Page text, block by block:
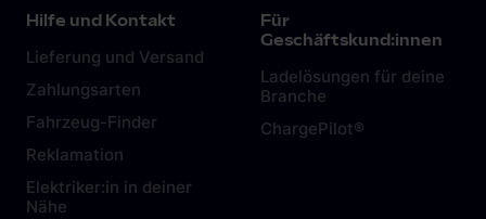
Hilfe und Kontakt
Lieferung und Versand
Zahlungsarten
Fahrzeug-Finder
Reklamation
Elektriker:in in deiner
Nähe
Für
Geschäftskund:innen
Ladelösungen für deine
Branche
ChargePilot®